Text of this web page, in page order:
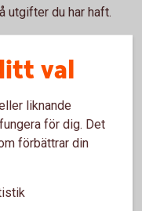
utgifter du har haft.
flyg
saker som oväder,
Samma
bagage. Har du
ditt kort kan du
Se villkor för
val
liknande
för dig. Det
förbättrar din